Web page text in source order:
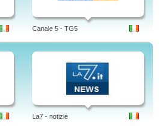
Canale 5 - TG5
La7 - notizie